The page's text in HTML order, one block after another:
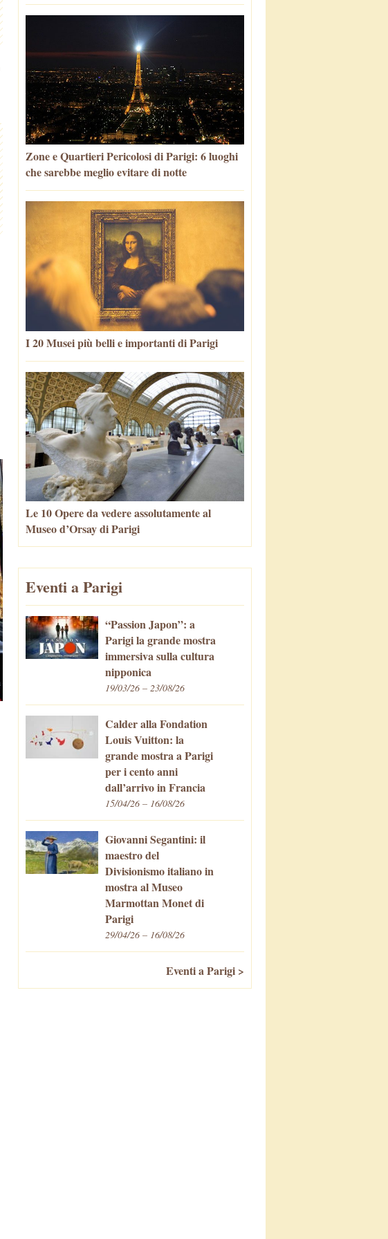
Zone e Quartieri Pericolosi di Parigi: 6 luoghi
che sarebbe meglio evitare di notte
I 20 Musei più belli e importanti di Parigi
Le 10 Opere da vedere assolutamente al
Museo d’Orsay di Parigi
Eventi a Parigi
“Passion Japon”: a
Parigi la grande mostra
immersiva sulla cultura
nipponica
19/03/26 – 23/08/26
Calder alla Fondation
Louis Vuitton: la
grande mostra a Parigi
per i cento anni
dall’arrivo in Francia
15/04/26 – 16/08/26
Giovanni Segantini: il
maestro del
Divisionismo italiano in
mostra al Museo
Marmottan Monet di
Parigi
29/04/26 – 16/08/26
Eventi a Parigi >